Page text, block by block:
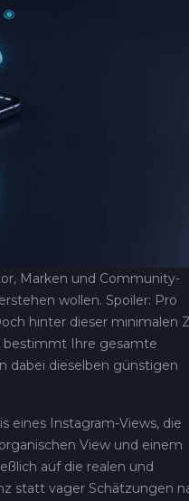
Marken und Community-
wollen. Spoiler: Pro
hinter dieser minimalen
bestimmt Ihre gesamte
dabei dieselben günstigen
eines Instagram-Views, die
View und einem
auf die realen und
statt vager Schätzungen